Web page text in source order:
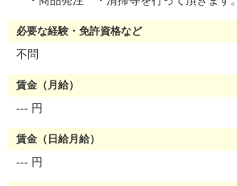
必要な経験・免許資格など
不問
賃金（月給）
--- 円
賃金（日給月給）
--- 円